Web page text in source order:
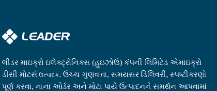
લીડર માઇક્રો ઇલેક્ટ્રોનિક્સ (હુઇઝોઉ) કંપની લિમિટેડ એમાઇક્રો
ડીસી મોટર્સ ઉત્પાદક. ઉચ્ચ ગુણવત્તા, સમયસર ડિલિવરી, સ્પષ્ટીકરણો
પૂર્ણ કરવા, નાના ઓર્ડર અને મોટા પાયે ઉત્પાદનને સમર્થન આપવામાં